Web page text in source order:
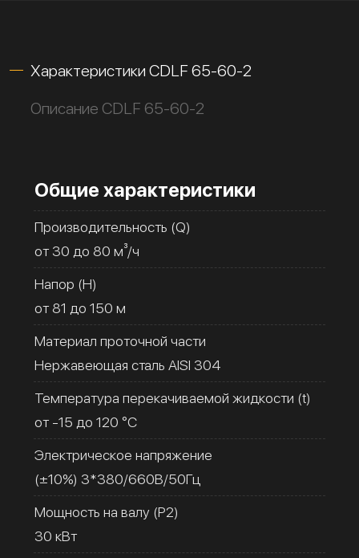
Характеристики CDLF 65-60-2
Описание CDLF 65-60-2
Общие характеристики
Производительность (Q)
от 30 до 80 м³/ч
Напор (H)
от 81 до 150 м
Материал проточной части
Нержавеющая сталь AISI 304
Температура перекачиваемой жидкости (t)
от -15 до 120 °C
Электрическое напряжение
(±10%) 3*380/660В/50Гц
Мощность на валу (Р2)
30 кВт